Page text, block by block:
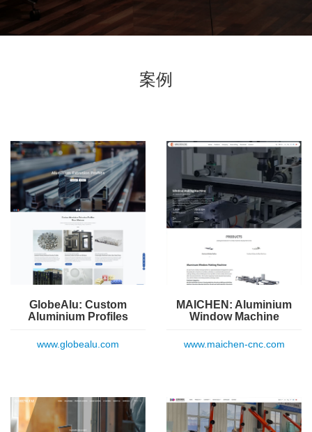
案例
GlobeAlu: Custom
Aluminium Profiles
www.globealu.com
MAICHEN: Aluminium
Window Machine
www.maichen-cnc.com